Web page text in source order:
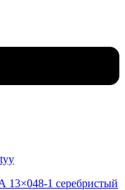
1 серебристый